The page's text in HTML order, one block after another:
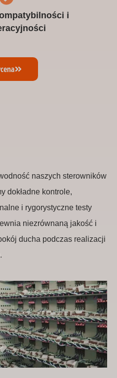
i
naszych sterowników
dokładne kontrole,
i rygorystyczne testy
niezrównaną jakość i
ducha podczas realizacji